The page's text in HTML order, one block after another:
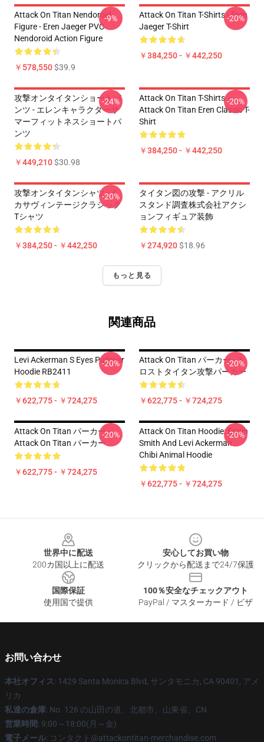
Attack On Titan Nendoroid
Figure - Eren Jaeger PVC
Nendoroid Action Figure
￥578,550$39.9
-9%
Attack On Titan T-Shirts - Eren
Jaeger T-Shirt
￥384,250 - ￥442,250
-20%
攻撃オンタイタンショートパ
ンツ - エレンキャラクターサ
マーフィットネスショートパ
ンツ
￥449,210$30.98
-24%
Attack On Titan T-Shirts –
Attack On Titan Eren Classic T-
Shirt
￥384,250 - ￥442,250
-20%
攻撃オンタイタンシャツ - ミ
カサヴィンテージクラシック
Tシャツ
￥384,250 - ￥442,250
-20%
タイタン図の攻撃 - アクリル
スタンド調査株式会社アクシ
ョンフィギュア装飾
￥274,920$18.96
もっと見る
関連商品
Levi Ackerman S Eyes Pullover
Hoodie RB2411
￥622,775 - ￥724,275
-20%
Attack On Titan パーカー - ト
ロストタイタン攻撃パーカー
￥622,775 - ￥724,275
-20%
Attack On Titan パーカー -
Attack On Titan パーカー
￥622,775 - ￥724,275
-20%
Attack On Titan Hoodie: Erwin
Smith And Levi Ackerman
Chibi Animal Hoodie
￥622,775 - ￥724,275
-20%
世界中に配送
200カ国以上に配送
安心してお買い物
クリックから配送まで24/7保護
国際保証
使用国で提供
100％安全なチェックアウト
PayPal / マスターカード / ビザ
お問い合わせ
本社オフィス: 1429 Santa Monica Blvd, サンタモニカ, CA 90401, アメ
リカ
私達の倉庫: No. 126 の山田の道、北都市、山東省、CN
営業時間: 9:00～18:00(月～金)
電子メール: コンタクト@attackontitan-merchandise.com